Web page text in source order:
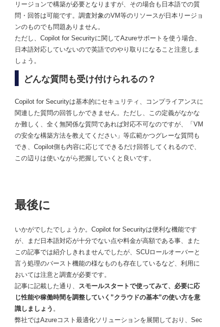
リージョンで構築が必要となりますが、その場合も日本語での質
問・回答は可能です。調査対象のVM等のリソースが日本リージョ
ンのものでも問題ありません。
ただし、Copilot for Securityに関してAzureサポートを使う場合、
日本語対応していないので英語でのやり取りになること注意しま
しょう。
どんな質問も受け付けられるの？
Copilot for Securityは基本的にセキュリティ、コンプライアンスに
関連した質問の回答しかできません。ただし、この定義がなかな
か難しく、全く無関係な質問であれば対応不可なのですが、「VM
の安全な構築方法を教えてください」等広範かつグレーな質問も
でき、Copilot側も内容に応じてできるだけ回答してくれるので、
この辺りは使いながら把握していくと良いです。
最後に
いかがでしたでしょうか。Copilot for Securityは便利な機能です
が、まだ日本語対応が十分でない点や料金が高額である事、また
この記事では紹介しきれませんでしたが、SCUロールオーバーと
言う処理のバースト機能の様なものも存在しているなど、利用に
おいては注意と調査が必要です。
記事に記載した通り、 スモールスタートで使ってみて、必要に応
じ性能や稼働時間を調整していく”クラウドの基本”の使い方を意
識しましょう 。
弊社ではAzureコスト最適化ソリューションを展開しており、Sec